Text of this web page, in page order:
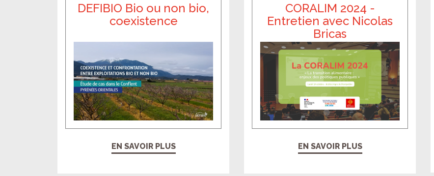
DEFIBIO Bio ou non bio,
coexistence
EN SAVOIR PLUS
CORALIM 2024 -
Entretien avec Nicolas
Bricas
EN SAVOIR PLUS